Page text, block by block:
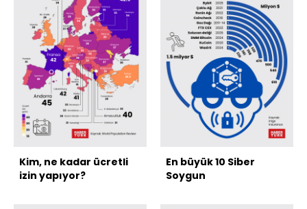
Kim, ne kadar ücretli
izin yapıyor?
En büyük 10 Siber
Soygun